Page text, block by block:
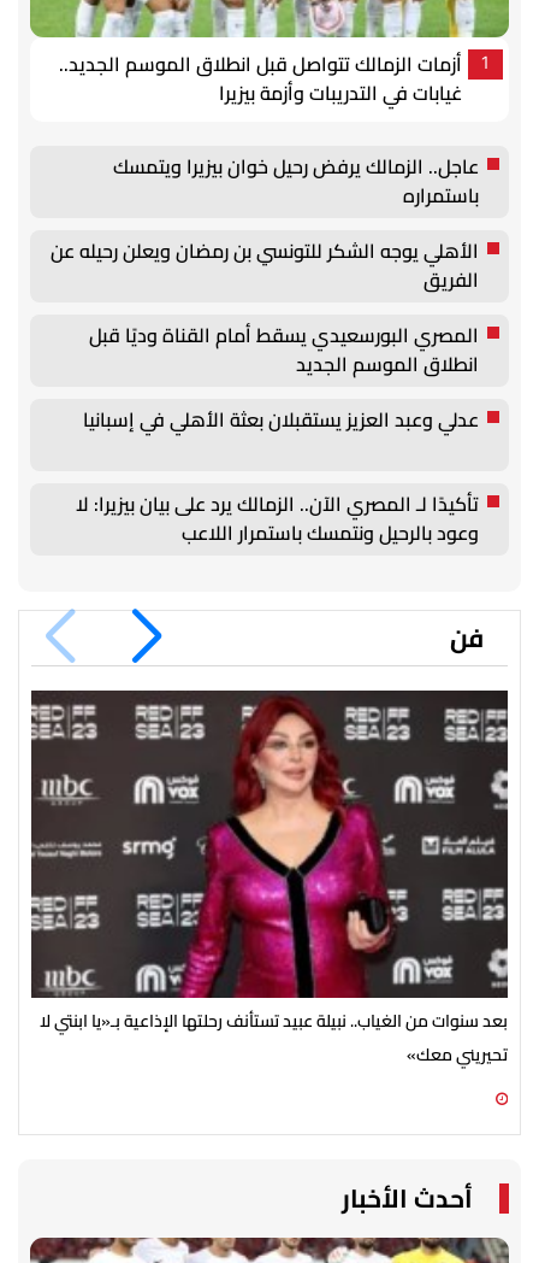
1
أزمات الزمالك تتواصل قبل انطلاق الموسم الجديد..
غيابات في التدريبات وأزمة بيزيرا
عاجل.. الزمالك يرفض رحيل خوان بيزيرا ويتمسك
باستمراره
الأهلي يوجه الشكر للتونسي بن رمضان ويعلن رحيله عن
الفريق
المصري البورسعيدي يسقط أمام القناة وديًا قبل
انطلاق الموسم الجديد
عدلي وعبد العزيز يستقبلان بعثة الأهلي في إسبانيا
تأكيدًا لـ المصري الآن.. الزمالك يرد على بيان بيزيرا: لا
وعود بالرحيل ونتمسك باستمرار اللاعب
فن
بعد سنوات من الغياب.. نبيلة عبيد تستأنف رحلتها الإذاعية بـ«يا ابنتي لا
تحيريني معك»
أحدث الأخبار